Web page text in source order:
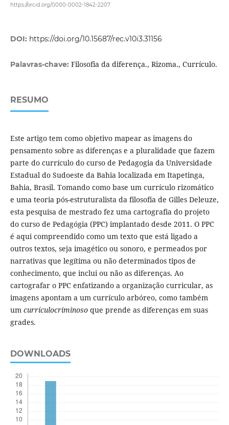
https://orcid.org/0000-0002-1842-2207
DOI: https://doi.org/10.15687/rec.v10i3.31156
Palavras-chave: Filosofia da diferença., Rizoma., Currículo.
RESUMO
Este artigo tem como objetivo mapear as imagens do
pensamento sobre as diferenças e a pluralidade que fazem
parte do currículo do curso de Pedagogia da Universidade
Estadual do Sudoeste da Bahia localizada em Itapetinga,
Bahia, Brasil. Tomando como base um currículo rizomático
e uma teoria pós-estruturalista da filosofia de Gilles Deleuze,
esta pesquisa de mestrado fez uma cartografia do projeto
do curso de Pedagógia (PPC) implantado desde 2011. O PPC
é aqui compreendido como um texto que está ligado a
outros textos, seja imagético ou sonoro, e permeados por
narrativas que legítima ou não determinados tipos de
conhecimento, que inclui ou não as diferenças. Ao
cartografar o PPC enfatizando a organização curricular, as
imagens apontam a um currículo arbóreo, como também
um currículocriminoso que prende as diferenças em suas
grades.
DOWNLOADS